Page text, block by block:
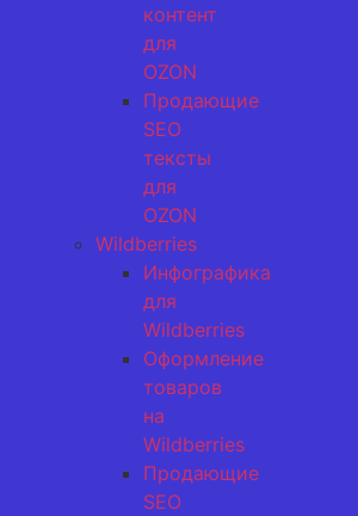
контент
для
OZON
Продающие
SEO
тексты
для
OZON
Wildberries
Инфографика
для
Wildberries
Оформление
товаров
на
Wildberries
Продающие
SEO